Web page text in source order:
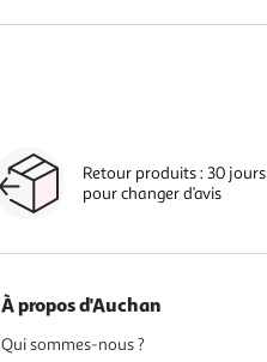
Retour produits : 30 jours
pour changer d’avis
À propos d'Auchan
Qui sommes-nous ?